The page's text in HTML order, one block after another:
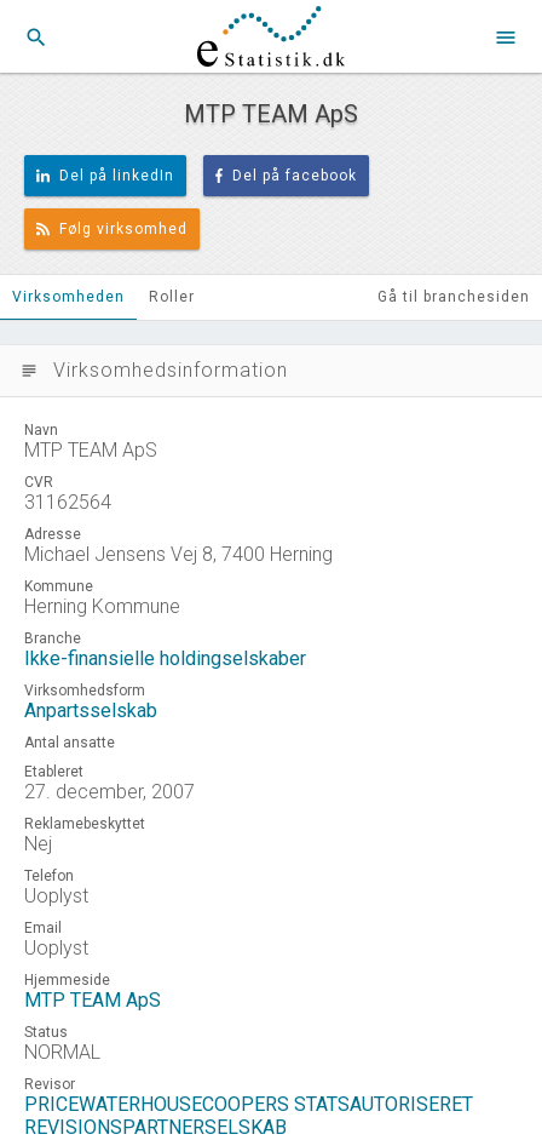
search menu
MTP TEAM ApS
Del på linkedIn Del på facebook
Følg virksomhed
Virksomheden Roller Gå til branchesiden
subject Virksomhedsinformation
Navn
MTP TEAM ApS
CVR
31162564
Adresse
Michael Jensens Vej 8, 7400 Herning
Kommune
Herning Kommune
Branche
Ikke-finansielle holdingselskaber
Virksomhedsform
Anpartsselskab
Antal ansatte
Etableret
27. december, 2007
Reklamebeskyttet
Nej
Telefon
Uoplyst
Email
Uoplyst
Hjemmeside
MTP TEAM ApS
Status
NORMAL
Revisor
PRICEWATERHOUSECOOPERS STATSAUTORISERET
REVISIONSPARTNERSELSKAB